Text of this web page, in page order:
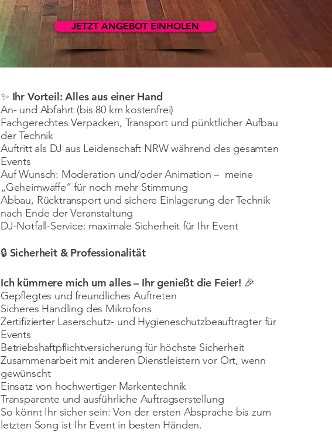
JETZT ANGEBOT EINHOLEN
✨ Ihr Vorteil: Alles aus einer Hand
An- und Abfahrt (bis 80 km kostenfrei)
Fachgerechtes Verpacken, Transport und pünktlicher Aufbau
der Technik
Auftritt als DJ aus Leidenschaft NRW während des gesamten
Events
Auf Wunsch: Moderation und/oder Animation – meine
„Geheimwaffe“ für noch mehr Stimmung
Abbau, Rücktransport und sichere Einlagerung der Technik
nach Ende der Veranstaltung
DJ-Notfall-Service: maximale Sicherheit für Ihr Event
🔒 Sicherheit & Professionalität
Ich kümmere mich um alles – Ihr genießt die Feier! 🎉
Gepflegtes und freundliches Auftreten
Sicheres Handling des Mikrofons
Zertifizierter Laserschutz- und Hygieneschutzbeauftragter für
Events
Betriebshaftpflichtversicherung für höchste Sicherheit
Zusammenarbeit mit anderen Dienstleistern vor Ort, wenn
gewünscht
Einsatz von hochwertiger Markentechnik
Transparente und ausführliche Auftragserstellung
So könnt Ihr sicher sein: Von der ersten Absprache bis zum
letzten Song ist Ihr Event in besten Händen.